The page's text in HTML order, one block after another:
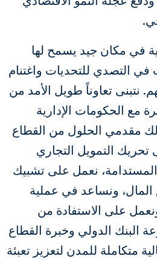
في مكان جيد يسمح لها
في التصدي للتحديات واغتنام
تعاوناً طويل الأمد من
مع الحكومات الإدارية
مقدمي الحلول من القطاع
التمويل التجاري
المستدامة، نعمل على تشبيك
ونساعد في عملية
على الاستفادة من
البنك الدولي وخبرة القطاع
متكاملة للمدن لتعزيز تعبئة